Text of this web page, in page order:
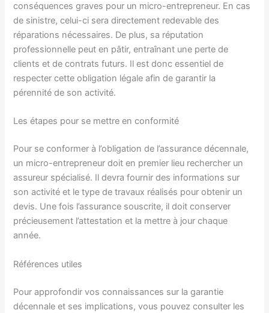
conséquences graves pour un micro-entrepreneur. En cas
de sinistre, celui-ci sera directement redevable des
réparations nécessaires. De plus, sa réputation
professionnelle peut en pâtir, entraînant une perte de
clients et de contrats futurs. Il est donc essentiel de
respecter cette obligation légale afin de garantir la
pérennité de son activité.
Les étapes pour se mettre en conformité
Pour se conformer à l’obligation de l’assurance décennale,
un micro-entrepreneur doit en premier lieu rechercher un
assureur spécialisé. Il devra fournir des informations sur
son activité et le type de travaux réalisés pour obtenir un
devis. Une fois l’assurance souscrite, il doit conserver
précieusement l’attestation et la mettre à jour chaque
année.
Références utiles
Pour approfondir vos connaissances sur la garantie
décennale et ses implications, vous pouvez consulter les